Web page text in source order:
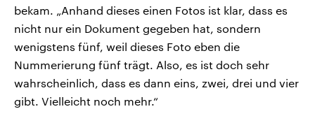
bekam. „Anhand dieses einen Fotos ist klar, dass es
nicht nur ein Dokument gegeben hat, sondern
wenigstens fünf, weil dieses Foto eben die
Nummerierung fünf trägt. Also, es ist doch sehr
wahrscheinlich, dass es dann eins, zwei, drei und vier
gibt. Vielleicht noch mehr.“